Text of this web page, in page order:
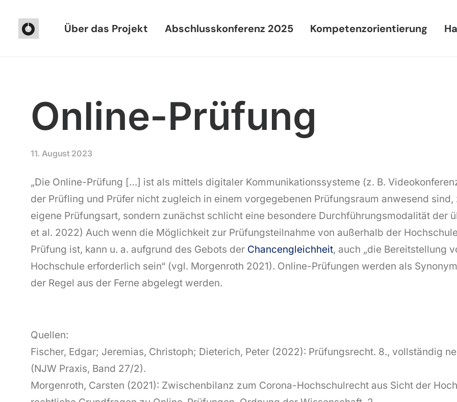
Über das Projekt Abschlusskonferenz 2025 Kompetenzorientierung
Online-Prüfung
11. August 2023
„Die Online-Prüfung […] ist als mittels digitaler Kommunikationssysteme (z. B.
der Prüfling und Prüfer nicht zugleich in einem vorgegebenen Prüfungsraum anwesend
eigene Prüfungsart, sondern zunächst schlicht eine besondere Durchführungsmodalität der
et al. 2022) Auch wenn die Möglichkeit zur Prüfungsteilnahme von außerhalb der
Prüfung ist, kann u. a. aufgrund des Gebots der Chancengleichheit, auch „die Bereitstellung
Hochschule erforderlich sein“ (vgl. Morgenroth 2021). Online-Prüfungen werden als
der Regel aus der Ferne abgelegt werden.
Quellen:
Fischer, Edgar; Jeremias, Christoph; Dieterich, Peter (2022): Prüfungsrecht. 8., vollständig
(NJW Praxis, Band 27/2).
Morgenroth, Carsten (2021): Zwischenbilanz zum Corona-Hochschulrecht aus Sicht der